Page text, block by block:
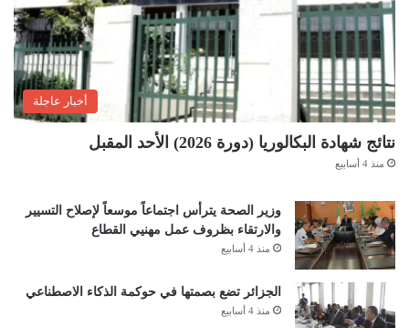
أخبار عاجلة
نتائج شهادة البكالوريا (دورة 2026) الأحد المقبل
منذ 4 أسابيع
وزير الصحة يترأس اجتماعاً موسعاً لإصلاح التسيير
والارتقاء بظروف عمل مهنيي القطاع
منذ 4 أسابيع
الجزائر تضع بصمتها في حوكمة الذكاء الاصطناعي
منذ 4 أسابيع